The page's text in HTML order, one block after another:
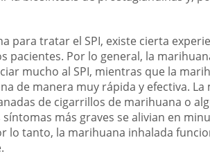
para tratar el SPI, existe cierta
Por lo general, la
mucho al SPI, mientras que la
de manera muy rápida y efectiva. La
de cigarrillos de marihuana o
más graves se alivian en
lo tanto, la marihuana inhalada